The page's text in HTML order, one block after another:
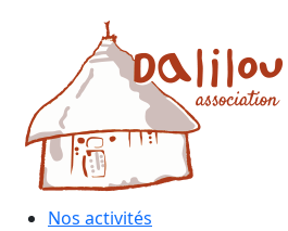
Nos activités